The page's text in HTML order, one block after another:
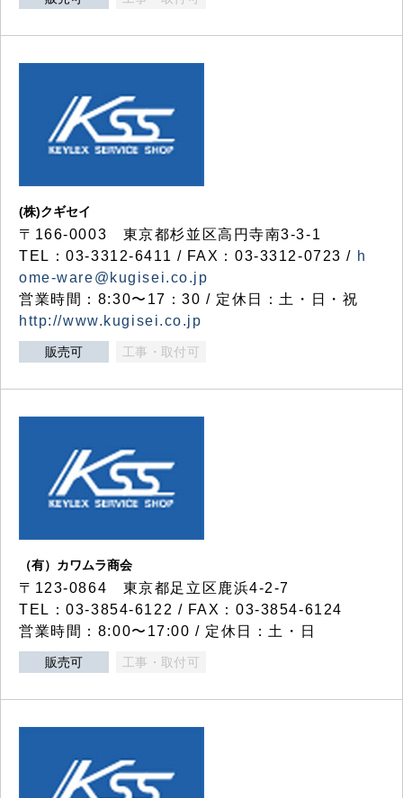
(株)クギセイ
〒166-0003 東京都杉並区高円寺南3-3-1
TEL：03-3312-6411 / FAX：03-3312-0723 / h
ome-ware@kugisei.co.jp
営業時間：8:30〜17：30 / 定休日：土・日・祝
http://www.kugisei.co.jp
販売可 工事・取付可
（有）カワムラ商会
〒123-0864 東京都足立区鹿浜4-2-7
TEL：03-3854-6122 / FAX：03-3854-6124
営業時間：8:00〜17:00 / 定休日：土・日
販売可 工事・取付可